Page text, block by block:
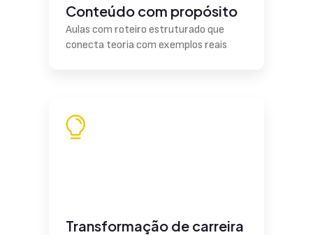
Conteúdo com propósito
Aulas com roteiro estruturado que
conecta teoria com exemplos reais
Transformação de carreira